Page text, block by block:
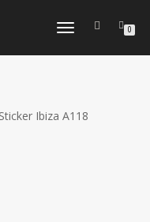
CAMBIAR
0
Ibiza A118